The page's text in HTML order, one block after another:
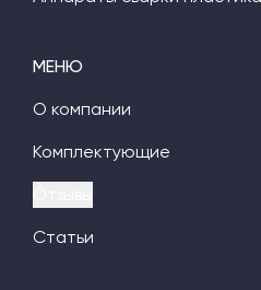
МЕНЮ
О компании
Комплектующие
Статьи